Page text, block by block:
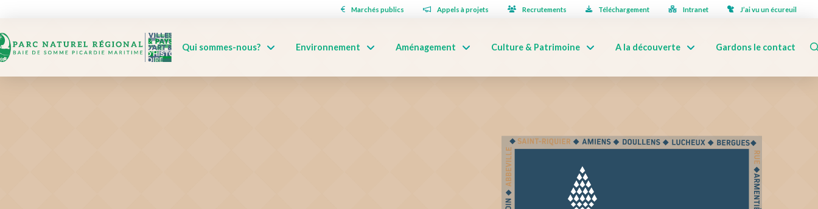
Marchés publics Appels à projets Recrutements Téléchargement Intranet J’ai vu un écureuil
Qui sommes-nous? Environnement Aménagement Culture & Patrimoine A la découverte Gardons le contact